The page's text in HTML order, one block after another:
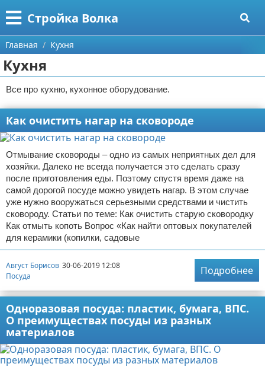
Стройка Волка
Меню
Главная
Категории
Строительство
Мебель
Интерьер и дизайн
Дизайн дачи
Дизайн квартиры
Кухня
Посуда
Ремонт
Ремонт дачи
Ремонт квартиры
Инструменты
Ванная
Домашний быт
Коммунальные услуги
Сантехника
Безопасность
Поиск
О проекте
Сотрудничество
Размещение рекламы
Для правообладателей
Условия предоставления информации
Отказ от ответственности
Главная Кухня
Кухня
Все про кухню, кухонное оборудование.
Как очистить нагар на сковороде
Отмывание сковороды – одно из самых неприятных дел для
хозяйки. Далеко не всегда получается это сделать сразу
после приготовления еды. Поэтому спустя время даже на
самой дорогой посуде можно увидеть нагар. В этом случае
уже нужно вооружаться серьезными средствами и чистить
сковороду. Статьи по теме: Как очистить старую сковородку
Как отмыть копоть Вопрос «Как найти оптовых покупателей
для керамики (копилки, садовые
Август Борисов 30-06-2019 12:08
Посуда
Подробнее
Одноразовая посуда: пластик, бумага, ВПС.
О преимуществах посуды из разных
материалов